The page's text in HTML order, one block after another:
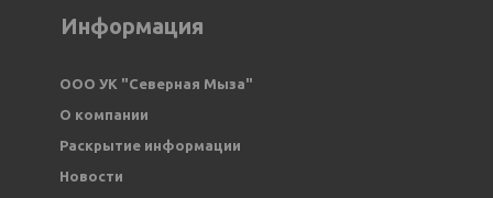
Информация
ООО УК "Северная Мыза"
О компании
Раскрытие информации
Новости